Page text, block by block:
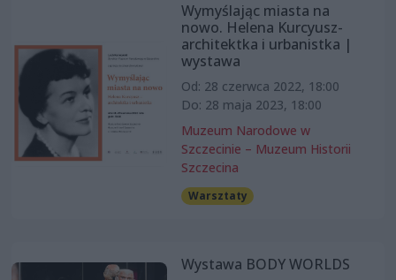
Wymyślając miasta na
nowo. Helena Kurcyusz-
architektka i urbanistka |
wystawa
Od: 28 czerwca 2022, 18:00
Do: 28 maja 2023, 18:00
Muzeum Narodowe w
Szczecinie – Muzeum Historii
Szczecina
Warsztaty
Wystawa BODY WORLDS